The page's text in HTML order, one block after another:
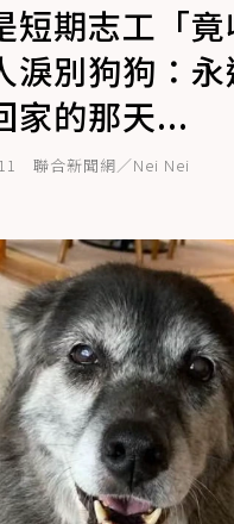
短期志工「
淚別狗狗：
家的那天...
聯合新聞網／Nei Nei